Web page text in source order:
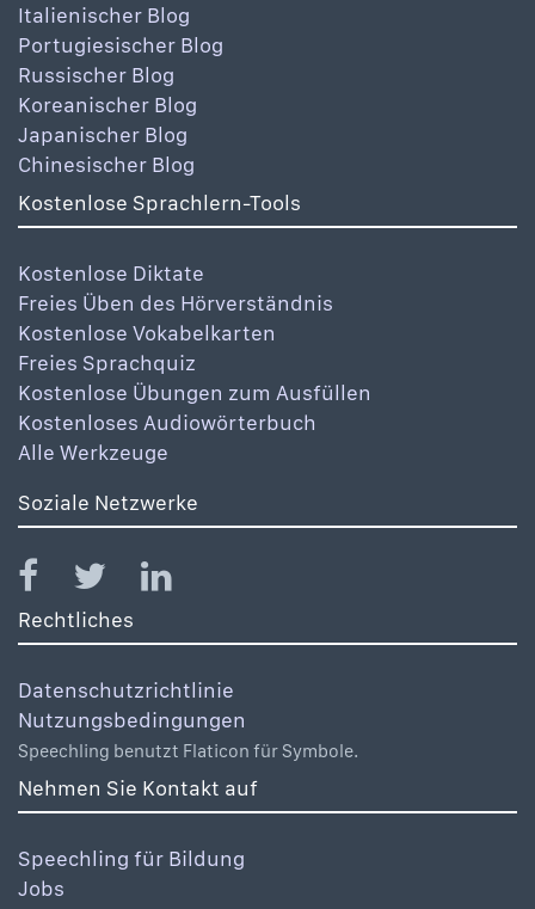
Italienischer Blog
Portugiesischer Blog
Russischer Blog
Koreanischer Blog
Japanischer Blog
Chinesischer Blog
Kostenlose Sprachlern-Tools
Kostenlose Diktate
Freies Üben des Hörverständnis
Kostenlose Vokabelkarten
Freies Sprachquiz
Kostenlose Übungen zum Ausfüllen
Kostenloses Audiowörterbuch
Alle Werkzeuge
Soziale Netzwerke
Rechtliches
Datenschutzrichtlinie
Nutzungsbedingungen
Speechling benutzt Flaticon für Symbole.
Nehmen Sie Kontakt auf
Speechling für Bildung
Jobs